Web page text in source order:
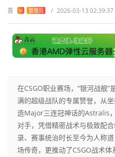
喜 V 管理员 / 2026-03-13 02:39:37
在CSGO职业赛场，“银河战舰
满的超级战队的专属赞誉，从
造Major三连冠神话的Astralis
对手，凭借精密战术与极致配
录、赛事统治时长至今为人称
场传奇，更推动了CSGO战术